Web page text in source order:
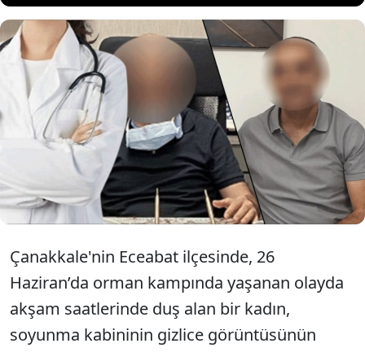
Çanakkale'deki bir orman kampında soyunma
kabinini kullanan 31 yaşındaki B.A., gizlice
fotoğrafının çekildiğini fark etmesi üzerine
durumu polise bildirdi. Yapılan soruşturma
sonucunda, şüphelinin Ümraniye Eğitim ve
Araştırma Hastanesi'nde kadın doğum uzmanı
olarak görev yapan Doktor M.M. olduğu belirlendi.
Doktor M.M. tutuklanarak cezaevine gönderildi.
Çanakkale'nin Eceabat ilçesinde, 26
Haziran’da orman kampında yaşanan olayda
akşam saatlerinde duş alan bir kadın,
soyunma kabininin gizlice görüntüsünün